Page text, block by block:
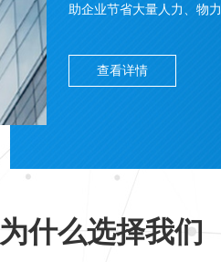
助企业节省大量人力、物
查看详情
为什么选择我们